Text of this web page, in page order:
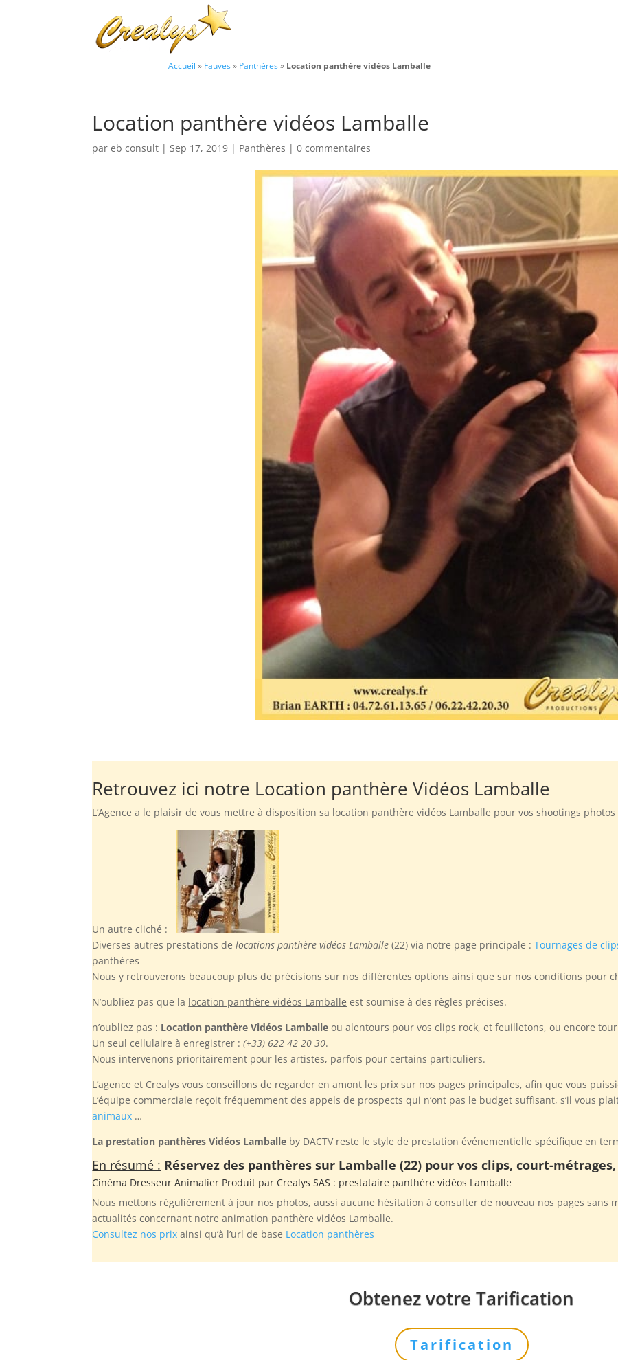
Accueil » Fauves» Panthères» Location panthère vidéos Lamballe
Location panthère vidéos Lamballe
pareb consult |Sep 17, 2019 | Panthères |0 commentaires
Retrouvez ici notre Location panthère Vidéos Lamballe
L’Agence a le plaisir de vous mettre à disposition sa location panthère vidéos Lamballe pour vos shootings
Un autre cliché :
Diverses autres prestations delocations panthère vidéos Lamballe (22) via notre page principale :Tournages de
panthères
Nous y retrouverons beaucoup plus de précisions sur nos différentes options ainsi que sur nos conditions pour
N’oubliez pas que la location panthère vidéos Lamballe est soumise à des règles précises.
n’oubliez pas : Location panthère Vidéos Lamballe ou alentours pour vos clips rock, et feuilletons, ou encore
Un seul cellulaire à enregistrer :(+33) 622 42 20 30.
Nous intervenons prioritairement pour les artistes, parfois pour certains particuliers.
L’agence et Crealys vous conseillons de regarder en amont les prix sur nos pages principales, afin que vous
L’équipe commerciale reçoit fréquemment des appels de prospects qui n’ont pas le budget suffisant, s’il vous
animaux …
La prestation panthères Vidéos Lamballe by DACTV reste le style de prestation événementielle spécifique en
En résumé : Réservez des panthères sur Lamballe (22) pour vos clips, court-
Cinéma Dresseur Animalier Produit par Crealys SAS : prestataire panthère vidéos Lamballe
Nous mettons régulièrement à jour nos photos, aussi aucune hésitation à consulter de nouveau nos pages sans
actualités concernant notre animation panthère vidéos Lamballe.
Consultez nos prix ainsi qu’à l’url de base Location panthères
Obtenez votre Tarification
Tarification